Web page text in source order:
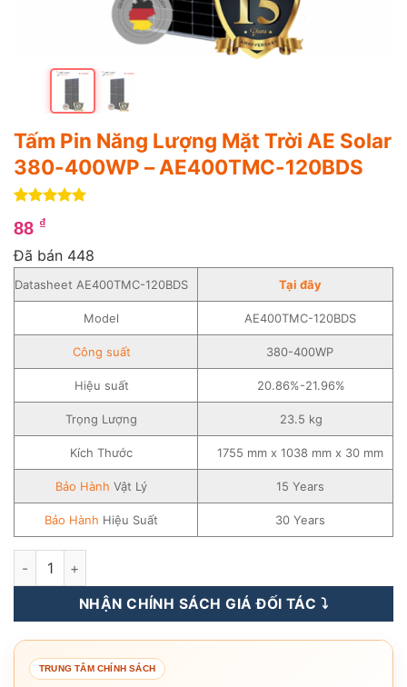
Tấm Pin Năng Lượng Mặt Trời AE Solar
380-400WP – AE400TMC-120BDS
trên 5
dựa trên
88 ₫
Đã bán 448
Datasheet AE400TMC-120BDS Tại đây
Model AE400TMC-120BDS
Công suất 380-400WP
Hiệu suất 20.86%-21.96%
Trọng Lượng 23.5 kg
Kích Thước 1755 mm x 1038 mm x 30 mm
Bảo Hành Vật Lý 15 Years
Bảo Hành Hiệu Suất 30 Years
Tấm Pin Năng Lượng Mặt Trời AE Solar 380-400WP -
NHẬN CHÍNH SÁCH GIÁ ĐỐI TÁC ⤵️
TRUNG TÂM CHÍNH SÁCH